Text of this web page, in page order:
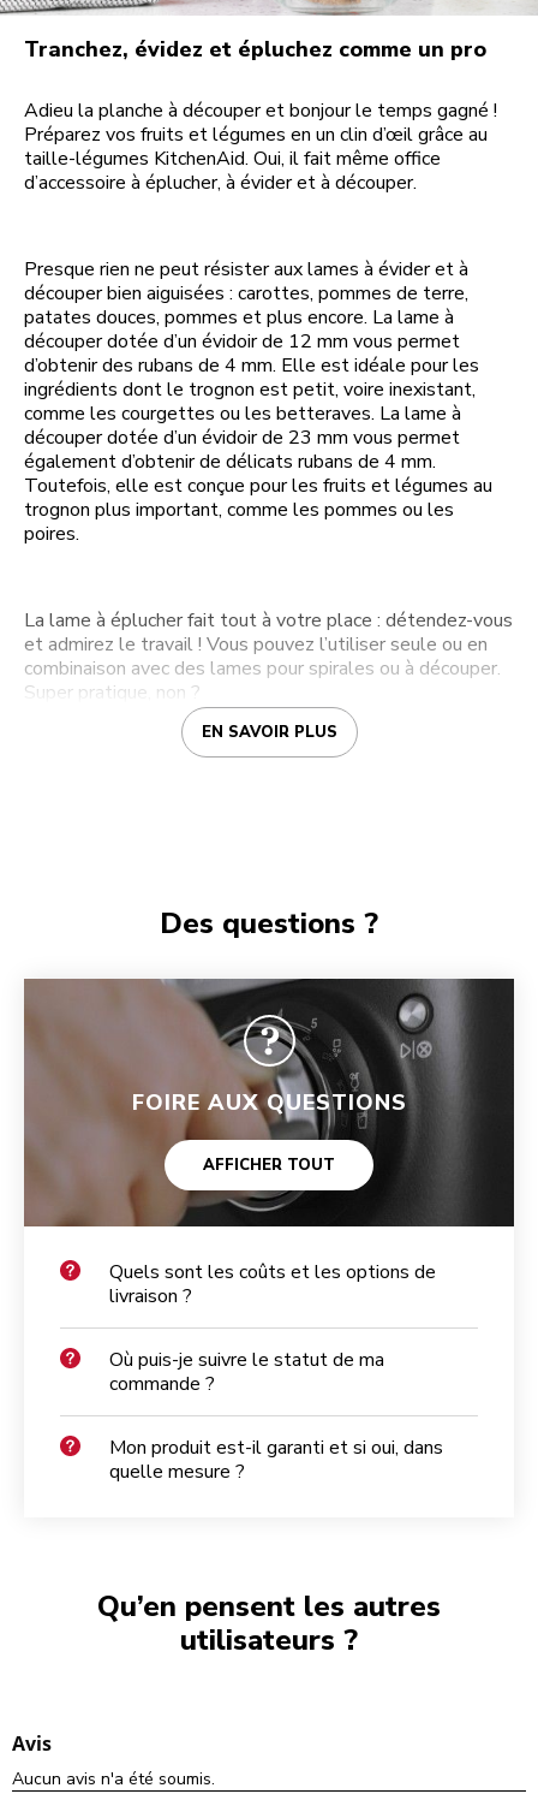
Tranchez, évidez et épluchez comme un pro
Adieu la planche à découper et bonjour le temps gagné !
Préparez vos fruits et légumes en un clin d’œil grâce au
taille-légumes KitchenAid. Oui, il fait même office
d’accessoire à éplucher, à évider et à découper.
Presque rien ne peut résister aux lames à évider et à
découper bien aiguisées : carottes, pommes de terre,
patates douces, pommes et plus encore. La lame à
découper dotée d’un évidoir de 12 mm vous permet
d’obtenir des rubans de 4 mm. Elle est idéale pour les
ingrédients dont le trognon est petit, voire inexistant,
comme les courgettes ou les betteraves. La lame à
découper dotée d’un évidoir de 23 mm vous permet
également d’obtenir de délicats rubans de 4 mm.
Toutefois, elle est conçue pour les fruits et légumes au
trognon plus important, comme les pommes ou les
poires.
La lame à éplucher fait tout à votre place : détendez-vous
et admirez le travail ! Vous pouvez l’utiliser seule ou en
combinaison avec des lames pour spirales ou à découper.
Super pratique, non ?
EN SAVOIR PLUS
Des questions ?
FOIRE AUX QUESTIONS
AFFICHER TOUT
Quels sont les coûts et les options de
livraison ?
Où puis-je suivre le statut de ma
commande ?
Mon produit est-il garanti et si oui, dans
quelle mesure ?
Qu’en pensent les autres
utilisateurs ?